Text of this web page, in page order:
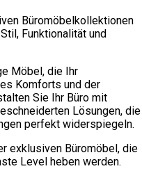
Büromöbelkollektionen
Funktionalität und
Möbel, die Ihr
Komforts und der
Sie Ihr Büro mit
Lösungen, die
perfekt widerspiegeln.
exklusiven Büromöbel, die
Level heben werden.